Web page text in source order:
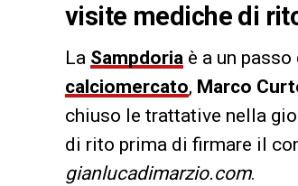
visite mediche di
La Sampdoria è a un
calciomercato, Marco
chiuso le trattative nella
di rito prima di firmare il
gianlucadimarzio.com.